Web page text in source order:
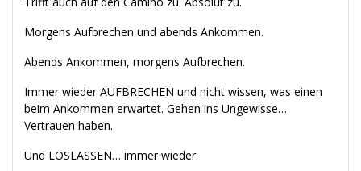
Morgens Aufbrechen und abends Ankommen.
Abends Ankommen, morgens Aufbrechen.
Immer wieder AUFBRECHEN und nicht wissen, was einen
beim Ankommen erwartet. Gehen ins Ungewisse…
Vertrauen haben.
Und LOSLASSEN… immer wieder.